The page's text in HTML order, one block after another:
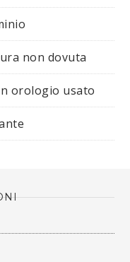
non dovuta
orologio usato